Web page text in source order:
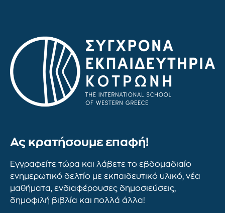
Ας κρατήσουμε επαφή!
Εγγραφείτε τώρα και λάβετε το εβδομαδιαίο
ενημερωτικό δελτίο με εκπαιδευτικό υλικό, νέα
μαθήματα, ενδιαφέρουσες δημοσιεύσεις,
δημοφιλή βιβλία και πολλά άλλα!